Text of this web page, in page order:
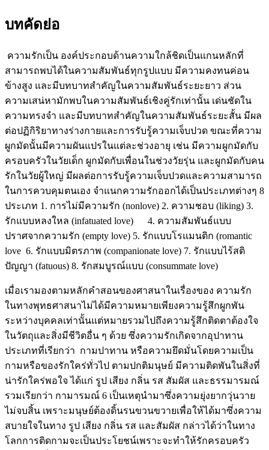
บทคัดย่อ
ความรักเป็น องค์ประกอบด้านความใกล้ชิดเป็นแกนหลักที่
สามารถพบได้ในความสัมพันธ์ทุกรูปแบบ มีความคงทนค่อน
ข้างสูง และมีบทบาทสำคัญในความสัมพันธ์ระยะยาว ส่วน
ความเสน่หามักพบในความสัมพันธ์เชิงคู่รักเท่านั้น เด่นชัดใน
ความทรงจำ และมีบทบาทสำคัญในความสัมพันธ์ระยะสั้น มีผล
ต่อปฏิกิริยาทางร่างกายและการรับรู้ความเจ็บปวด ขณะที่ความ
ผูกมัดนั้นมีความผันแปรในแต่ละช่วงอายุ เช่น มีความผูกมัดกับ
ครอบครัวในวัยเด็ก ผูกมัดกับเพื่อนในช่วงวัยรุ่น และผูกมัดกับคน
รักในวัยผู้ใหญ่ มีผลต่อการรับรู้ความเจ็บปวดและความสามารถ
ในการควบคุมตนเอง จำแนกความรักออกได้เป็นประเภทต่างๆ 8
ประเภท 1. การไม่มีความรัก (nonlove) 2. ความชอบ (liking) 3.
รักแบบหลงใหล (infatuated love) 4. ความสัมพันธ์แบบ
ปราศจากความรัก (empty love) 5. รักแบบโรแมนติก (romantic
love 6. รักแบบมิตรภาพ (companionate love) 7. รักแบบไร้สติ
ปัญญา (fatuous) 8. รักสมบูรณ์แบบ (consummate love)
เมื่อเรามองตามหลักคำสอนของศาสนาในเรื่องของ ความรัก
ในทางพุทธศาสนาไม่ได้มีความหมายเพียงความรู้สึกผูกพัน
ระหว่างบุคคลเท่านั้นแต่หมายรวมไปถึงความรู้สึกติดตาต้องใจ
ในวัตถุและสิ่งมีชีวิตอื่น ๆ ด้วย ซึ่งความรักเกิดจากอุปาทาน
ประเภทที่เรียกว่า กามปาทาน หรือความยึดมั่นโดยความเป็น
กามหรือของรักใคร่ทั่วไป ตามปกติมนุษย์ มีความติดพันในสิ่งที่
น่ารักใคร่พอใจ ได้แก่ รูป เสียง กลิ่น รส สัมผัส และธรรมารมณ์
รวมเรียกว่า กามารมณ์ 6 เป็นเหตุนำมาซึ่งความยุ่งยากวุ่นวาย
ไม่จบสิ้น เพราะมนุษย์ต้องดิ้นรนขวนขวายเพื่อให้ได้มาซึ่งความ
สบายใจในทาง รูป เสียง กลิ่น รส และสัมผัส กล่าวได้ว่าในทาง
โลกการติดกามจะเป็นประโยชน์เพราะจะทำให้รักครอบครัว